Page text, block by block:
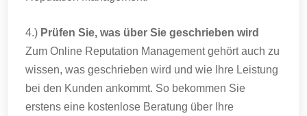
4.) Prüfen Sie, was über Sie geschrieben wird
Zum Online Reputation Management gehört auch zu
wissen, was geschrieben wird und wie Ihre Leistung
bei den Kunden ankommt. So bekommen Sie
erstens eine kostenlose Beratung über Ihre